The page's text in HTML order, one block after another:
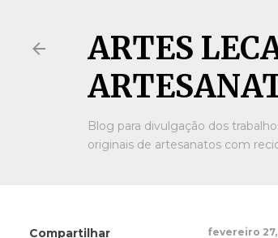
ARTES
Blog para divulgação dos
originais de artesanatos com
Compartilhar fevereiro 27,